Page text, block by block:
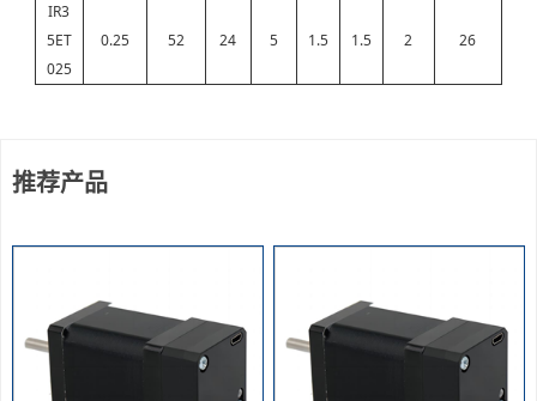
IR3
5ET
025
0.25 52 24 5 1.5 1.5 2 26
推荐产品